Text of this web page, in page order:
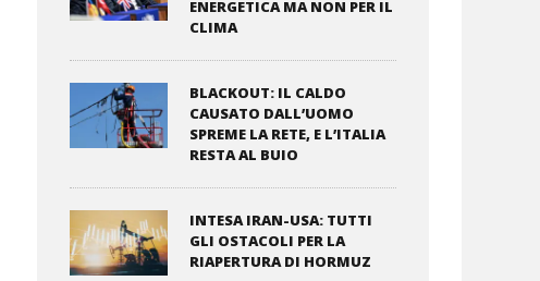
ENERGETICA MA NON PER IL
CLIMA
BLACKOUT: IL CALDO
CAUSATO DALL’UOMO
SPREME LA RETE, E L’ITALIA
RESTA AL BUIO
INTESA IRAN-USA: TUTTI
GLI OSTACOLI PER LA
RIAPERTURA DI HORMUZ